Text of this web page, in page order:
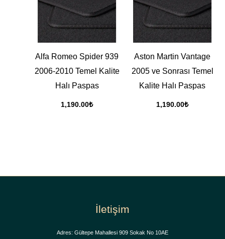
Alfa Romeo Spider 939
2006-2010 Temel Kalite
Halı Paspas
1,190.00₺
Aston Martin Vantage
2005 ve Sonrası Temel
Kalite Halı Paspas
1,190.00₺
İletişim
Adres: Gültepe Mahallesi 909 Sokak No 10AE